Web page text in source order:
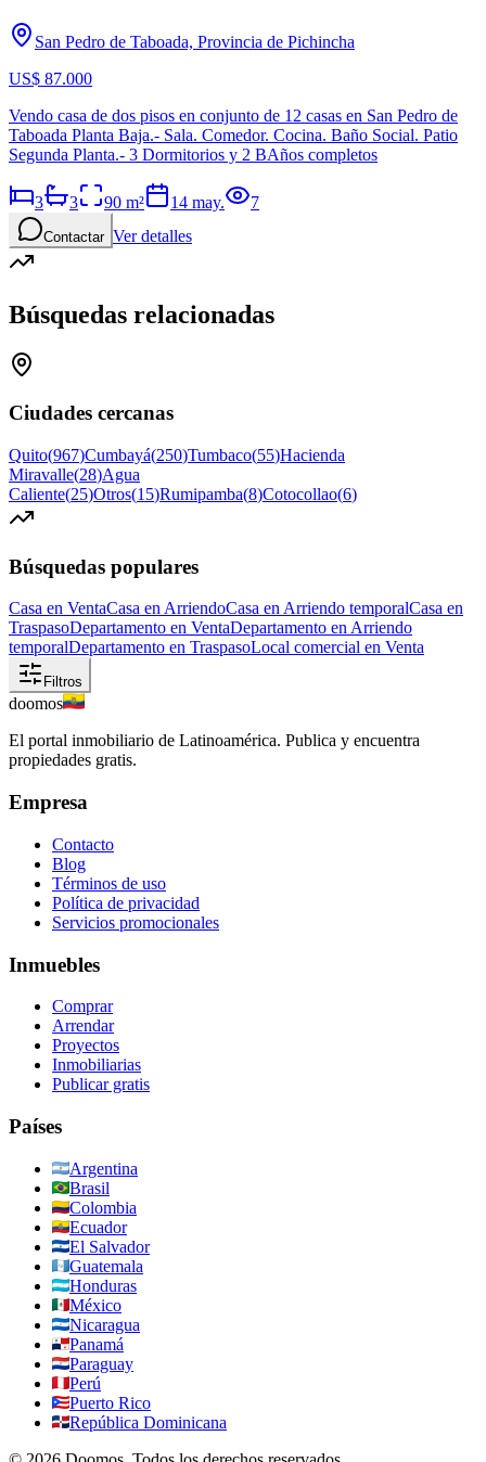
San Pedro de Taboada, Provincia de Pichincha
US$ 87.000
Vendo casa de dos pisos en conjunto de 12 casas en San Pedro de
Taboada Planta Baja.- Sala. Comedor. Cocina. Baño Social. Patio
Segunda Planta.- 3 Dormitorios y 2 BAños completos
3 3 90 m² 14 may. 7
Contactar Ver detalles
Búsquedas relacionadas
Ciudades cercanas
Quito(967)Cumbayá(250)Tumbaco(55)Hacienda
Miravalle(28)Agua
Caliente(25)Otros(15)Rumipamba(8)Cotocollao(6)
Búsquedas populares
Casa en VentaCasa en ArriendoCasa en Arriendo temporalCasa en
TraspasoDepartamento en VentaDepartamento en Arriendo
temporalDepartamento en TraspasoLocal comercial en Venta
Filtros
doomos
El portal inmobiliario de Latinoamérica. Publica y encuentra
propiedades gratis.
Empresa
Contacto
Blog
Términos de uso
Política de privacidad
Servicios promocionales
Inmuebles
Comprar
Arrendar
Proyectos
Inmobiliarias
Publicar gratis
Países
Argentina
Brasil
Colombia
Ecuador
El Salvador
Guatemala
Honduras
México
Nicaragua
Panamá
Paraguay
Perú
Puerto Rico
República Dominicana